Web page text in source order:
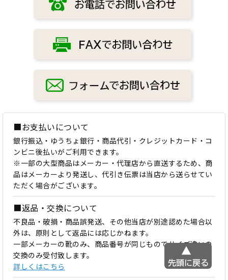
■お支払いについて
銀行振込・ゆうちょ銀行・商品代引・クレジットカード・コ
ンビニ後払いがご利用できます。
※一部の大型商品はメーカー・代理店から直送するため、商
品はメーカーより発送し、代引き伝票は当店から送らせてい
ただく場合がございます。
■返品・交換について
不良品・破損・商品誤発送、その他当店が別途認めた場合以
外は、原則として返品には応じかねます。
一部メーカーの靴のみ、商品番号が同じものでサイズ違いの
交換のみ受付致します。
詳しくはこちら